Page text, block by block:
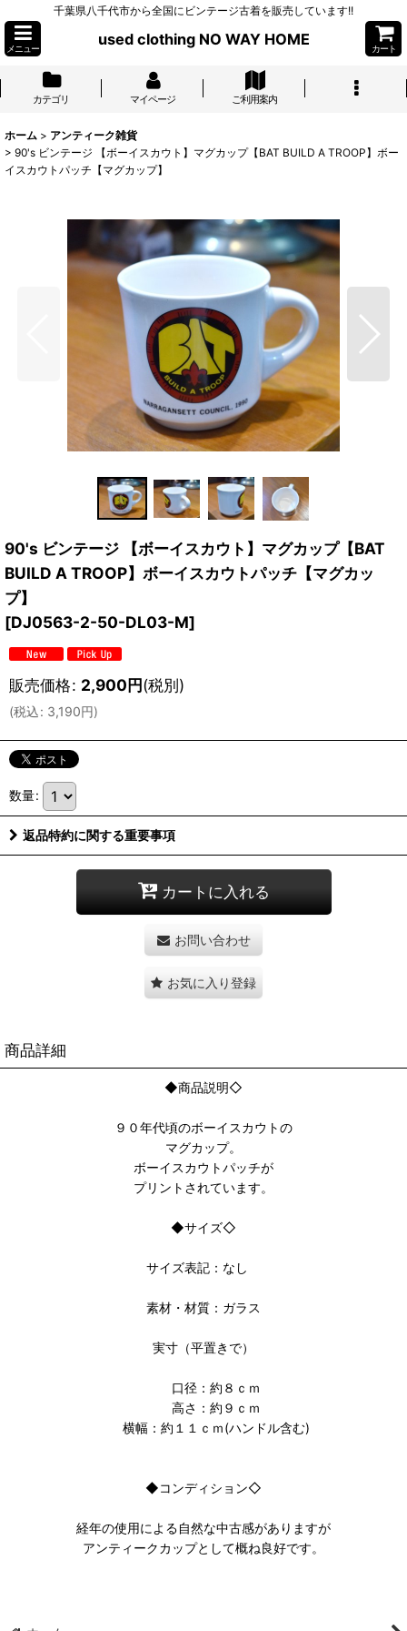
千葉県八千代市から全国にビンテージ古着を販売しています!!
メニュー
used clothing NO WAY HOME
カート
カテゴリ マイページ ご利用案内
ホーム > アンティーク雑貨
> 90's ビンテージ 【ボーイスカウト】マグカップ【BAT BUILD A TROOP】ボー
イスカウトパッチ【マグカップ】
90's ビンテージ 【ボーイスカウト】マグカップ【BAT
BUILD A TROOP】ボーイスカウトパッチ【マグカッ
プ】
[DJ0563-2-50-DL03-M]
販売価格: 2,900円(税別)
(税込: 3,190円)
数量:
返品特約に関する重要事項
カートに入れる
お問い合わせ
お気に入り登録
商品詳細
◆商品説明◇
９０年代頃のボーイスカウトの
マグカップ。
ボーイスカウトパッチが
プリントされています。
◆サイズ◇
サイズ表記：なし
素材・材質：ガラス
実寸（平置きで）
口径：約８ｃｍ
高さ：約９ｃｍ
横幅：約１１ｃｍ(ハンドル含む)
◆コンディション◇
経年の使用による自然な中古感がありますが
アンティークカップとして概ね良好です。